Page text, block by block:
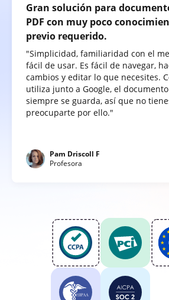
Gran solución para
PDF con muy poco
previo requerido.
"Simplicidad, familiaridad con el
fácil de usar. Es fácil de navegar,
cambios y editar lo que necesites.
utiliza junto a Google, el documento
siempre se guarda, así que no
preocuparte por ello."
Pam Driscoll F
Profesora